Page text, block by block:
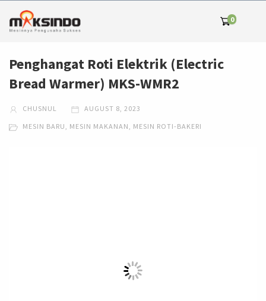
0
Penghangat Roti Elektrik (Electric
Bread Warmer) MKS-WMR2
CHUSNUL AUGUST 8, 2023
MESIN BARU, MESIN MAKANAN, MESIN ROTI-BAKERI